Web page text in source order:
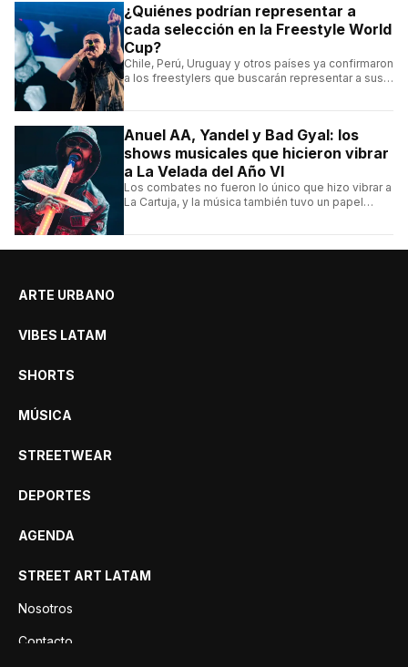
¿Quiénes podrían representar a
cada selección en la Freestyle World
Cup?
Chile, Perú, Uruguay y otros países ya confirmaron
a los freestylers que buscarán representar a sus
Anuel AA, Yandel y Bad Gyal: los
shows musicales que hicieron vibrar
a La Velada del Año VI
Los combates no fueron lo único que hizo vibrar a
La Cartuja, y la música también tuvo un papel
ARTE URBANO
VIBES LATAM
SHORTS
MÚSICA
STREETWEAR
DEPORTES
AGENDA
STREET ART LATAM
Nosotros
Contacto